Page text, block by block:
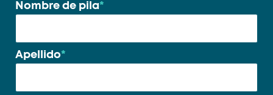
Su
Nombre de pila*
Apellido*